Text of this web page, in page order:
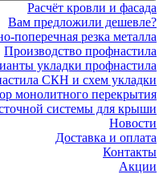
Расчёт кровли и фасада
Вам предложили дешевле?
поперечная резка металла
Производство профнастила
укладки профнастила
СКН и схем укладки
монолитного перекрытия
системы для крыши
Новости
Доставка и оплата
Контакты
Акции